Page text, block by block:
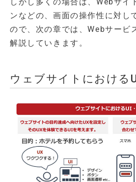
ンなどの、画面の操作性に対し
ので、次の章では、Webサービ
解説していきます。
ウェブサイトにおける